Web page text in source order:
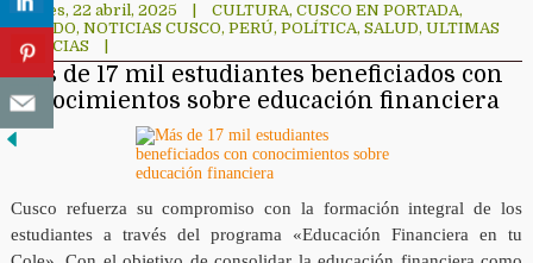
martes, 22 abril, 2025 CULTURA, CUSCO EN PORTADA,
MUNDO, NOTICIAS CUSCO, PERÚ, POLÍTICA, SALUD, ULTIMAS
NOTICIAS
Más de 17 mil estudiantes beneficiados con
conocimientos sobre educación financiera
Cusco refuerza su compromiso con la formación integral de los
estudiantes a través del programa «Educación Financiera en tu